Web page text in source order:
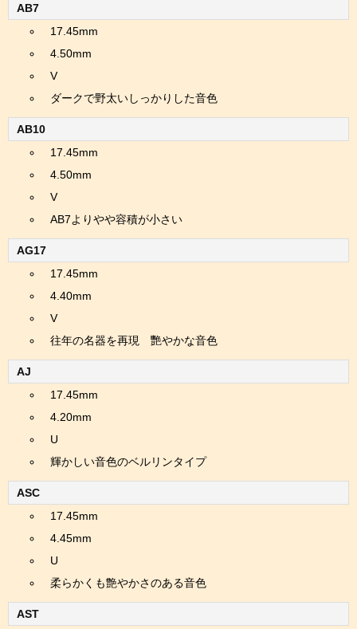
AB7
17.45mm
4.50mm
V
ダークで野太いしっかりした音色
AB10
17.45mm
4.50mm
V
AB7よりやや容積が小さい
AG17
17.45mm
4.40mm
V
往年の名器を再現 艷やかな音色
AJ
17.45mm
4.20mm
U
輝かしい音色のベルリンタイプ
ASC
17.45mm
4.45mm
U
柔らかくも艶やかさのある音色
AST